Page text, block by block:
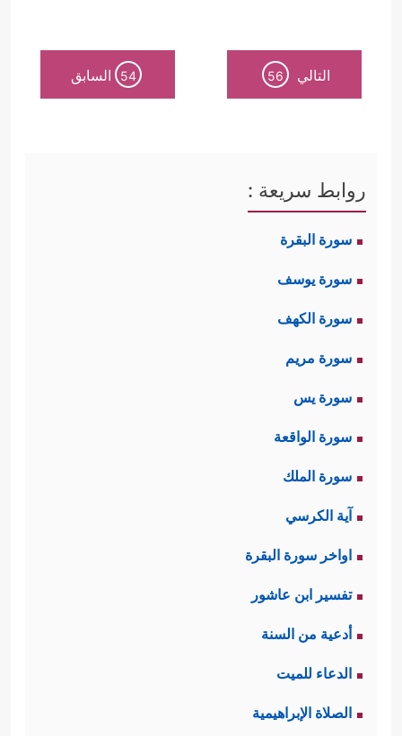
التالي 56
54 السابق
روابط سريعة :
سورة البقرة
سورة يوسف
سورة الكهف
سورة مريم
سورة يس
سورة الواقعة
سورة الملك
آية الكرسي
اواخر سورة البقرة
تفسير ابن عاشور
أدعية من السنة
الدعاء للميت
الصلاة الإبراهيمية